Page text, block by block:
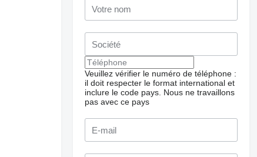
Veuillez vérifier le numéro de téléphone :
il doit respecter le format international et
inclure le code pays. Nous ne travaillons
pas avec ce pays